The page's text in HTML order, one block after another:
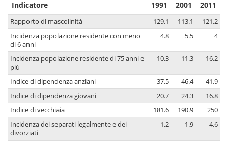
Indicatore 1991 2001 2011
Rapporto di mascolinità 129.1 113.1
121.2
Incidenza popolazione residente con meno
di 6 anni
4.8 5.5 4
Incidenza popolazione residente di 75 anni e
più
10.3 11.3 16.2
Indice di dipendenza anziani 37.5 46.4
41.9
Indice di dipendenza giovani
20.7 24.3
16.8
Indice di vecchiaia
181.6 190.9
250
Incidenza dei separati legalmente e dei
divorziati
1.2 1.9 4.6